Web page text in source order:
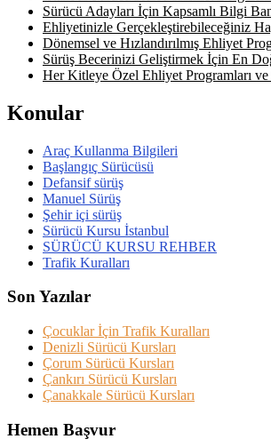
Sürücü Adayları İçin Kapsamlı Bilgi
Ehliyetinizle Gerçekleştirebileceğiniz
Dönemsel ve Hızlandırılmış Ehliyet
Sürüş Becerinizi Geliştirmek İçin En
Her Kitleye Özel Ehliyet Programları
Konular
Araç Kullanma Bilgileri
Başlangıç Sürücüsü
Defansif sürüş
Manuel Sürüş
Şehir içi sürüş
Sürücü Kursu İstanbul
SÜRÜCÜ KURSU REHBER
Trafik Kuralları
Son Yazılar
Çocuklar İçin Trafik Kuralları
Denizli Sürücü Kursları
Çorum Sürücü Kursları
Çankırı Sürücü Kursları
Çanakkale Sürücü Kursları
Hemen Başvur